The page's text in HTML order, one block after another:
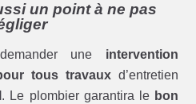
un point à ne pas
une intervention
tous travauxd’entretien
. Le plombier garantira le bon